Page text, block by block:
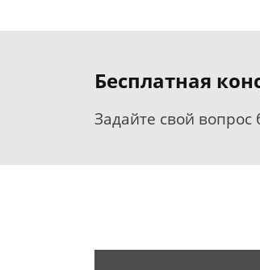
Бесплатная
Задайте свой